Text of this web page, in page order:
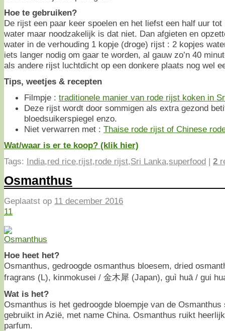
Hoe te gebruiken?
De rijst een paar keer spoelen en het liefst een half uur
water maar noodzakelijk is dat niet. Dan afgieten en
water in de verhouding 1 kopje (droge) rijst : 2 kopjes
iets langer nodig om gaar te worden, al gauw zo’n 40
als andere rijst luchtdicht op een donkere plaats nog wel
Tips, weetjes & recepten
Filmpje : traditionele manier van rode rijst koken in
Deze rijst wordt door sommigen als extra gezond
bloedsuikerspiegel enzo.
Niet verwarren met : Thaise rode rijst of Chinese
Wat/waar is er te koop? (klik hier)
Tags: India,red rice,rijst,rode rijst,Sri Lanka,superfood | 2
Osmanthus
Geplaatst op 11 december 2016
11
Hoe heet het?
Osmanthus, gedroogde osmanthus bloesem, dried
fragrans (L), kinmokusei / 金木犀 (Japan), guì huā / gui
Wat is het?
Osmanthus is het gedroogde bloempje van de
gebruikt in Azië, met name China. Osmanthus ruikt
parfum.